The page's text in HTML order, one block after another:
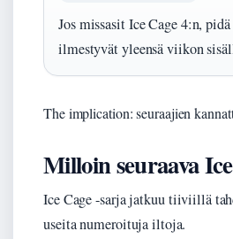
Jos missasit Ice Cage 4:n,
ilmestyvät yleensä viikon
The implication: seuraajien
Milloin seuraava
Ice Cage -sarja jatkuu tiiviillä
useita numeroituja iltoja.